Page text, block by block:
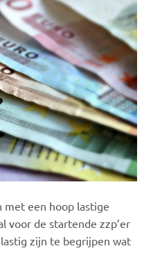
een hoop lastige
voor de startende zzp’er
zijn te begrijpen wat